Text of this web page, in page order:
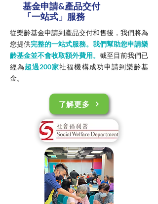
基金申請&產品交付
「一站式」服務
從樂齡基金申請到產品交付和售後，我們將為
您提供完整的一站式服務。我們幫助您申請樂
齡基金並不會收取額外費用。 截至目前我們已
經為超過200家社福機構成功申請到樂齡基
金。
了解更多